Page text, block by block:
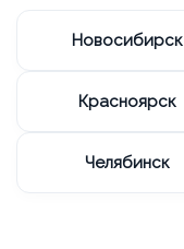
Новосибирск
Красноярск
Челябинск